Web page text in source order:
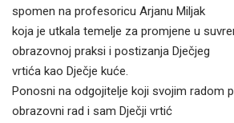
spomen na profesoricu Arjanu Miljak
koja je utkala temelje za promjene u
obrazovnoj praksi i postizanja Dječjeg
vrtića kao Dječje kuće.
Ponosni na odgojitelje koji svojim radom
obrazovni rad i sam Dječji vrtić